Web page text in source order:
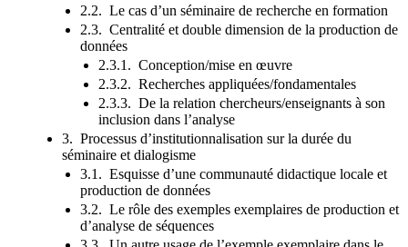
2.2. Le cas d’un séminaire de recherche en formation
2.3. Centralité et double dimension de la production de
données
2.3.1. Conception/mise en œuvre
2.3.2. Recherches appliquées/fondamentales
2.3.3. De la relation chercheurs/enseignants à son
inclusion dans l’analyse
3. Processus d’institutionnalisation sur la durée du
séminaire et dialogisme
3.1. Esquisse d’une communauté didactique locale et
production de données
3.2. Le rôle des exemples exemplaires de production et
d’analyse de séquences